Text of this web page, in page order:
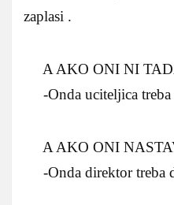
zaplasi .
A AKO ONI NI
-Onda uciteljica treba
A AKO ONI
-Onda direktor treba